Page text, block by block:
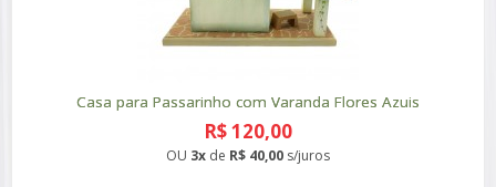
Casa para Passarinho com Varanda Flores Azuis
R$ 120,00
OU 3x de R$ 40,00 s/juros